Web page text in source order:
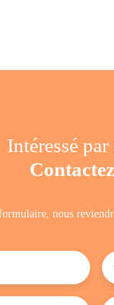
Intéressé par
nous